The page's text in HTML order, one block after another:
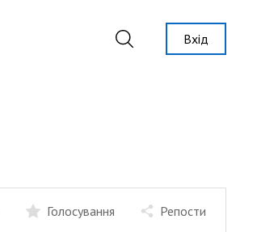
Вхід
Голосування Репости